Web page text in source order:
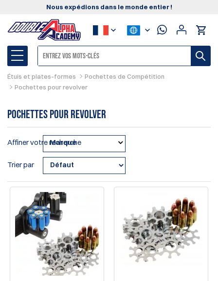
Nous expédions dans le monde entier !
Étuis et plates-formes
Pochettes de Compétition
Pochettes pour revolver
Pochettes pour revolver
Affiner votre recherche
Marque
Trier par